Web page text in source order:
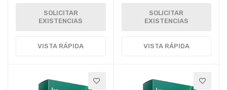
SOLICITAR
EXISTENCIAS
VISTA RÁPIDA
SOLICITAR
EXISTENCIAS
VISTA RÁPIDA